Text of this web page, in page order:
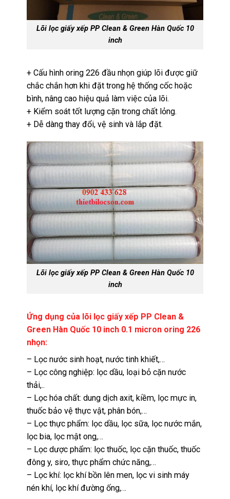
Lõi lọc giấy xếp PP Clean & Green Hàn Quốc 10
inch
+ Cấu hình oring 226 đầu nhọn giúp lõi được giữ
chắc chắn hơn khi đặt trong hệ thống cốc hoặc
bình, nâng cao hiệu quả làm việc của lõi.
+ Kiểm soát tốt lượng cặn trong chất lỏng.
+ Dễ dàng thay đổi, vệ sinh và lắp đặt.
Lõi lọc giấy xếp PP Clean & Green Hàn Quốc 10
inch
Ứng dụng của lõi lọc giấy xếp PP Clean &
Green Hàn Quốc 10 inch 0.1 micron oring 226
nhọn:
– Lọc nước sinh hoạt, nước tinh khiết,…
– Lọc công nghiệp: lọc dầu, loại bỏ cặn nước
thải,..
– Lọc hóa chất: dung dịch axit, kiềm, lọc mực in,
thuốc bảo vệ thực vật, phân bón,…
– Lọc thực phẩm: lọc dầu, lọc sữa, lọc nước mắn,
lọc bia, lọc mật ong,…
– Lọc dược phẩm: lọc thuốc, lọc cặn thuốc, thuốc
đông y, siro, thực phẩm chức năng,…
– Lọc khí: lọc khí bồn lên men, lọc vi sinh máy
nén khí, lọc khí đường ống,…